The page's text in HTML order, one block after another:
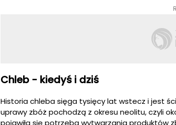
Chleb - kiedyś i dziś
Historia chleba sięga tysięcy lat wstecz i jest
uprawy zbóż pochodzą z okresu neolitu, czyli